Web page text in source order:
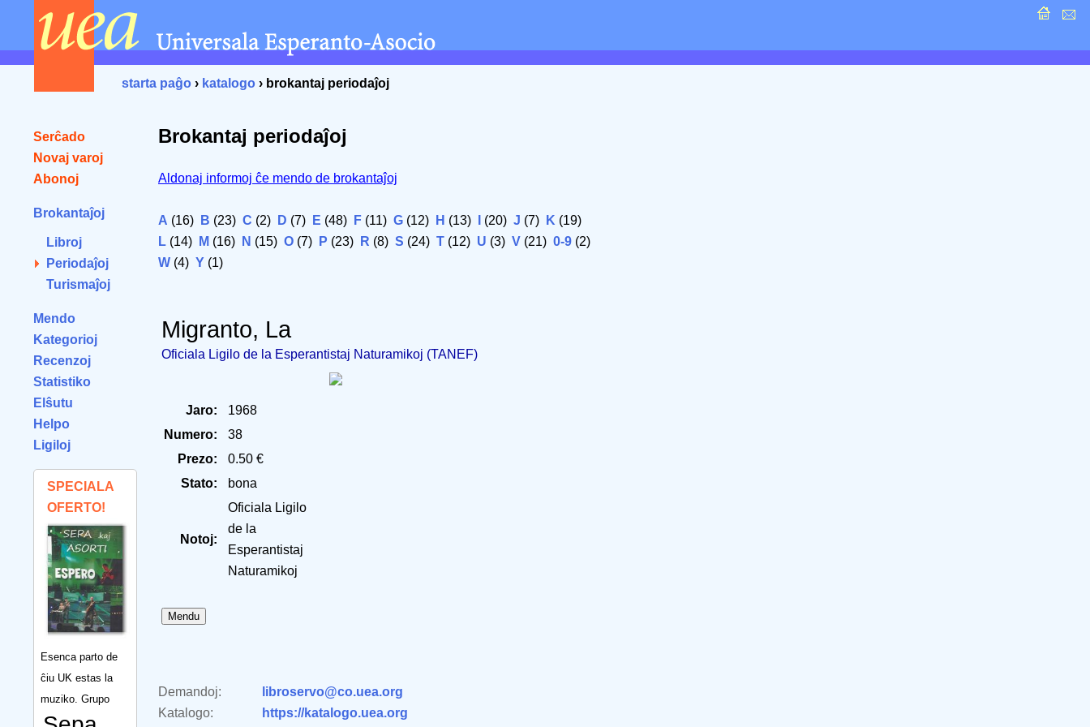
starta paĝo › katalogo › brokantaj periodaĵoj
Serĉado
Novaj varoj
Abonoj
Brokantaĵoj
Libroj
Periodaĵoj
Turismaĵoj
Mendo
Kategorioj
Recenzoj
Statistiko
Elŝutu
Helpo
Ligiloj
SPECIALA
OFERTO!
Esenca parto de
ĉiu UK estas la
muziko. Grupo
Brokantaj periodaĵoj
Aldonaj informoj ĉe mendo de brokantaĵoj
A (16) B (23) C (2) D (7) E (48) F (11) G (12) H (13) (20) J (7) K (19)
L (14) M (16) N (15) O (7) P (23) R (8) S (24) T (12) U (3) V (21) 0-9 (2)
W (4) Y (1)
Migranto, La
Oficiala Ligilo de la Esperantistaj Naturamikoj (TANEF)
Jaro:
1968
Numero:
38
Prezo:
0.50 €
Stato:
bona
Notoj:
Oficiala Ligilo
de la
Esperantistaj
Naturamikoj
Demandoj:
libroservo@co.uea.org
Katalogo:
https://katalogo.uea.org